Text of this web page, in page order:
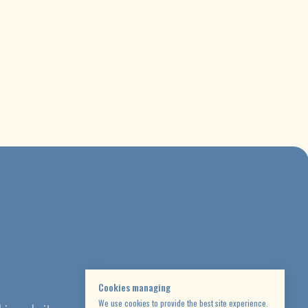
Cookies managing
We use cookies to provide the best site experience.